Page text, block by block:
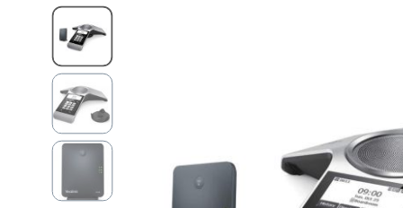
Ga
naar
het
einde
van
de
afbeeldingen-
gallerij